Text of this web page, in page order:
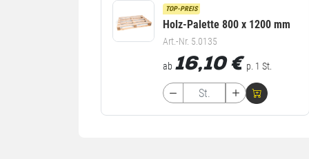
TOP-PREIS
Holz-Palette 800 x 1200 mm
Art.-Nr. 5.0135
ab 16,10€ p. 1 St.